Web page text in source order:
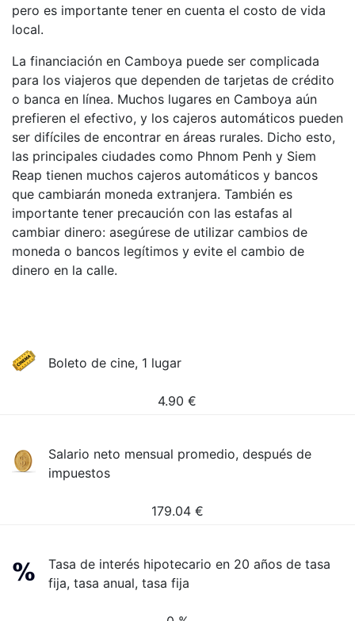
pero es importante tener en cuenta el costo de vida
local.
La financiación en Camboya puede ser complicada
para los viajeros que dependen de tarjetas de crédito
o banca en línea. Muchos lugares en Camboya aún
prefieren el efectivo, y los cajeros automáticos pueden
ser difíciles de encontrar en áreas rurales. Dicho esto,
las principales ciudades como Phnom Penh y Siem
Reap tienen muchos cajeros automáticos y bancos
que cambiarán moneda extranjera. También es
importante tener precaución con las estafas al
cambiar dinero: asegúrese de utilizar cambios de
moneda o bancos legítimos y evite el cambio de
dinero en la calle.
Boleto de cine, 1 lugar
4.90 €
Salario neto mensual promedio, después de
impuestos
179.04 €
Tasa de interés hipotecario en 20 años de tasa
fija, tasa anual, tasa fija